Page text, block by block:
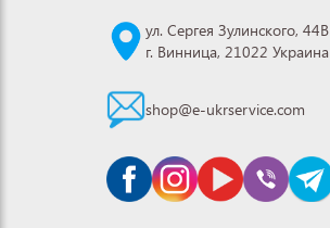
ул. Сергея Зулинского, 44В
г. Винница, 21022 Украина
shop@e-ukrservice.com